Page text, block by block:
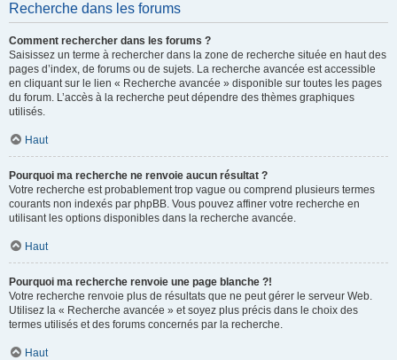
Recherche dans les forums
Comment rechercher dans les forums ?
Saisissez un terme à rechercher dans la zone de recherche située en haut des
pages d’index, de forums ou de sujets. La recherche avancée est accessible
en cliquant sur le lien « Recherche avancée » disponible sur toutes les pages
du forum. L’accès à la recherche peut dépendre des thèmes graphiques
utilisés.
Haut
Pourquoi ma recherche ne renvoie aucun résultat ?
Votre recherche est probablement trop vague ou comprend plusieurs termes
courants non indexés par phpBB. Vous pouvez affiner votre recherche en
utilisant les options disponibles dans la recherche avancée.
Haut
Pourquoi ma recherche renvoie une page blanche ?!
Votre recherche renvoie plus de résultats que ne peut gérer le serveur Web.
Utilisez la « Recherche avancée » et soyez plus précis dans le choix des
termes utilisés et des forums concernés par la recherche.
Haut